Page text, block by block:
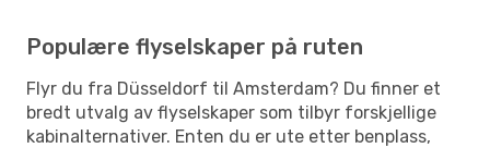
Populære flyselskaper på ruten
Flyr du fra Düsseldorf til Amsterdam? Du finner et
bredt utvalg av flyselskaper som tilbyr forskjellige
kabinalternativer. Enten du er ute etter benplass,